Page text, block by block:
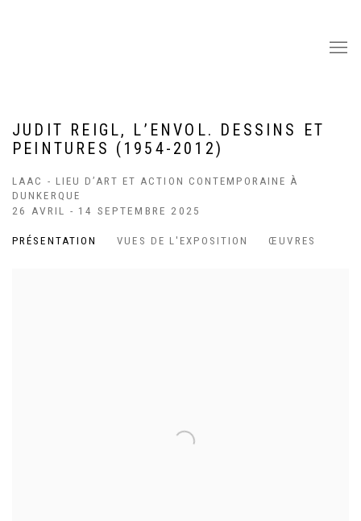
JUDIT REIGL, L’ENVOL. DESSINS ET
PEINTURES (1954-2012)
LAAC - LIEU D’ART ET ACTION CONTEMPORAINE À
DUNKERQUE
26 AVRIL - 14 SEPTEMBRE 2025
PRÉSENTATION VUES DE L'EXPOSITION ŒUVRES